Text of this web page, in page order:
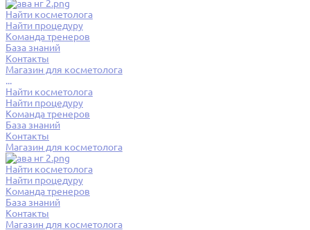
Найти косметолога
Найти процедуру
Команда тренеров
База знаний
Контакты
Магазин для косметолога
...
Найти косметолога
Найти процедуру
Команда тренеров
База знаний
Контакты
Магазин для косметолога
Найти косметолога
Найти процедуру
Команда тренеров
База знаний
Контакты
Магазин для косметолога